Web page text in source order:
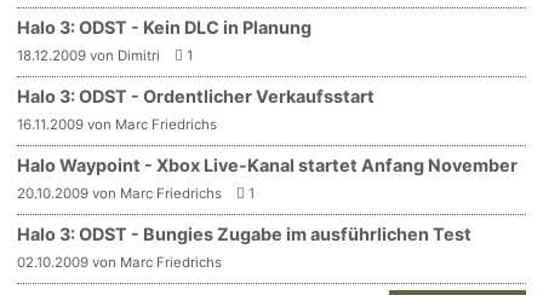
Halo 3: ODST - Kein DLC in Planung
18.12.2009 von Dimitri 1
Halo 3: ODST - Ordentlicher Verkaufsstart
16.11.2009 von Marc Friedrichs
Halo Waypoint - Xbox Live-Kanal startet Anfang November
20.10.2009 von Marc Friedrichs 1
Halo 3: ODST - Bungies Zugabe im ausführlichen Test
02.10.2009 von Marc Friedrichs